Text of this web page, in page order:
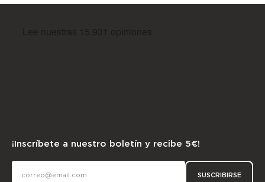
¡Inscríbete a nuestro boletín y recibe 5€!
SUSCRIBIRSE